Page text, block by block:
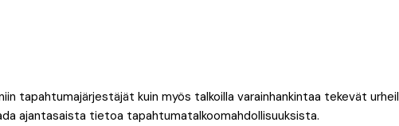
tapahtumajärjestäjät kuin myös talkoilla varainhankintaa tekevät
ajantasaista tietoa tapahtumatalkoomahdollisuuksista.